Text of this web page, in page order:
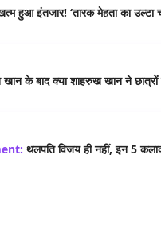
हुआ इंतजार! ‘तारक मेहता का
के बाद क्या शाहरुख खान ने छात्रों
थलपति विजय ही नहीं, इन 5